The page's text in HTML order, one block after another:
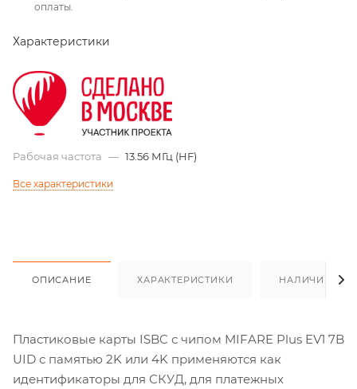
оплаты.
Характеристики
Рабочая частота — 13.56 МГц (HF)
Все характеристики
ОПИСАНИЕ ХАРАКТЕРИСТИКИ НАЛИЧИЕ
Пластиковые карты ISBC с чипом MIFARE Plus EV1 7B
UID с памятью 2K или 4K применяются как
идентификаторы для СКУД, для платежных